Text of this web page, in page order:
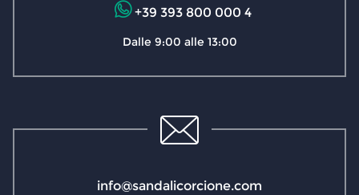
info@sandalicorcione.com
+39 393 800 000 4
Dalle 9:00 alle 13:00